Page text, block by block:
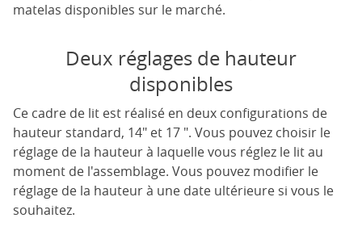
matelas disponibles sur le marché.
Deux réglages de hauteur
disponibles
Ce cadre de lit est réalisé en deux configurations de
hauteur standard, 14" et 17 ". Vous pouvez choisir le
réglage de la hauteur à laquelle vous réglez le lit au
moment de l'assemblage. Vous pouvez modifier le
réglage de la hauteur à une date ultérieure si vous le
souhaitez.